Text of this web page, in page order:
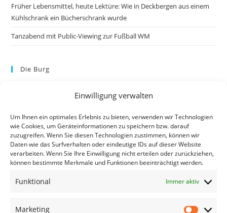
Einwilligung verwalten
Um Ihnen ein optimales Erlebnis zu bieten, verwenden wir Technologien
wie Cookies, um Geräteinformationen zu speichern bzw. darauf
zuzugreifen. Wenn Sie diesen Technologien zustimmen, können wir
Daten wie das Surfverhalten oder eindeutige IDs auf dieser Website
verarbeiten. Wenn Sie Ihre Einwilligung nicht erteilen oder zurückziehen,
können bestimmte Merkmale und Funktionen beeinträchtigt werden.
Funktional Immer aktiv
Marketing
Früher Lebensmittel, heute Lektüre: Wie in Deckbergen aus einem
Kühlschrank ein Bücherschrank wurde
Tanzabend mit Public-Viewing zur Fußball WM
Die Burg
Datenschutzerklärung